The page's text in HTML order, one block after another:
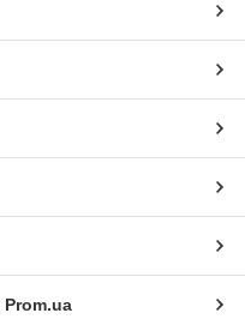
Prom.ua